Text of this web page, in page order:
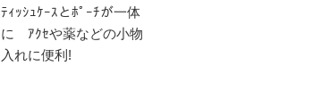
ﾃｨｯｼｭｹｰｽとﾎﾟｰﾁが一体
に ｱｸｾや薬などの小物
入れに便利!